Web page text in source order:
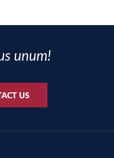
unum!
US